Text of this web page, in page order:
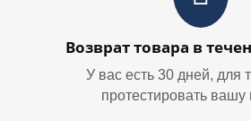
Возврат товара в
У вас есть 30 дней, для
протестировать вашу